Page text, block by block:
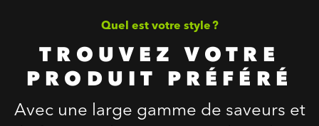
Quel est votre style ?
TROUVEZ VOTRE
PRODUIT PRÉFÉRÉ
Avec une large gamme de saveurs et